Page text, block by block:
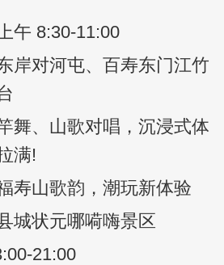
8:30-11:00
对河屯、百寿东门江竹
、山歌对唱，沉浸式体
满!
山歌韵，潮玩新体验
状元哪嗬嗨景区
21:00